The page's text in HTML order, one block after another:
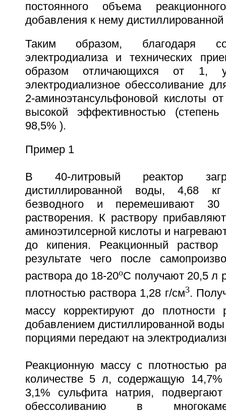
постоянного объема
добавления к нему
Таким образом, благодаря
электродиализа и технических
образом отличающихся от 1,
электродиализное обессоливание
2-аминоэтансульфоновой кислоты
высокой эффективностью
98,5% ).
Пример 1
В 40-литровый реактор
дистиллированной воды, 4,68
безводного и перемешивают
растворения. К раствору
аминоэтилсерной кислоты и
до кипения. Реакционный
результате чего после
раствора до 18-20oC получают 20,5 л
плотностью раствора 1,28 г/см3.
массу корректируют до плотности
добавлением дистиллированной
порциями передают на
Реакционную массу с плотностью
количестве 5 л, содержащую
3,1% сульфита натрия, подвергают
обессоливанию в